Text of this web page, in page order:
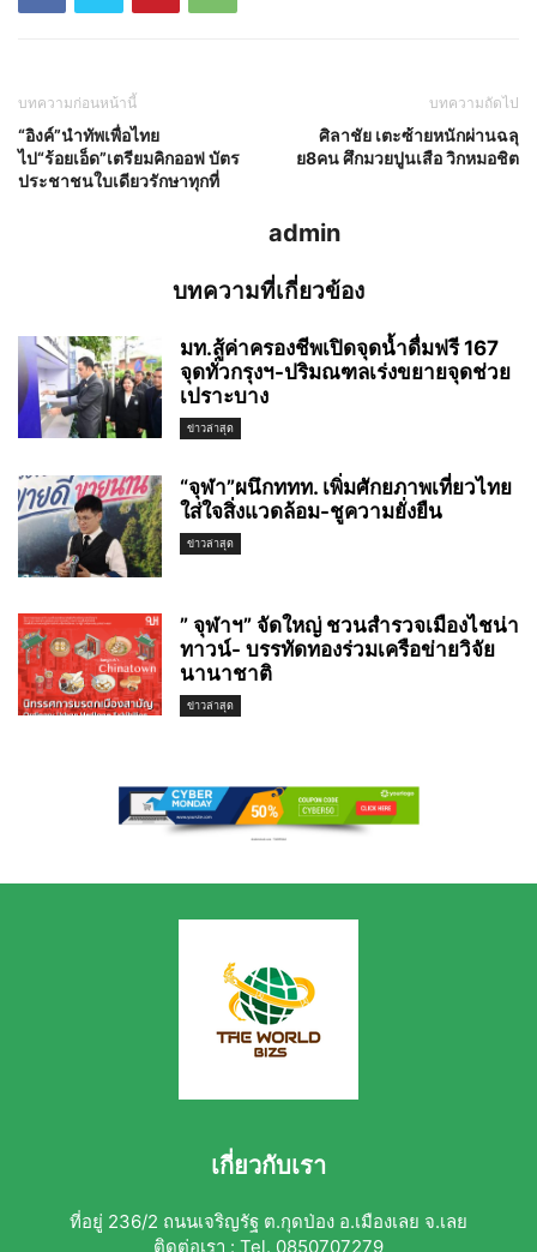
บทความก่อนหน้านี้
“อิงค์”นำทัพเพื่อไทย
ไป“ร้อยเอ็ด”เตรียมคิกออฟ บัตร
ประชาชนใบเดียวรักษาทุกที่
บทความถัดไป
ศิลาชัย เตะซ้ายหนักผ่านฉลุ
ย8คน ศึกมวยปูนเสือ วิกหมอชิต
admin
บทความที่เกี่ยวข้อง
มท.สู้ค่าครองชีพเปิดจุดน้ำดื่มฟรี 167
จุดทั่วกรุงฯ-ปริมณฑลเร่งขยายจุดช่วย
เปราะบาง
ข่าวล่าสุด
“จุฬา”ผนึกททท. เพิ่มศักยภาพเที่ยวไทย
ใส่ใจสิ่งแวดล้อม-ชูความยั่งยืน
ข่าวล่าสุด
” จุฬาฯ” จัดใหญ่ ชวนสำรวจเมืองไชน่า
ทาวน์- บรรทัดทองร่วมเครือข่ายวิจัย
นานาชาติ
ข่าวล่าสุด
เกี่ยวกับเรา
ที่อยู่ 236/2 ถนนเจริญรัฐ ต.กุดป่อง อ.เมืองเลย จ.เลย
ติดต่อเรา : Tel. 0850707279